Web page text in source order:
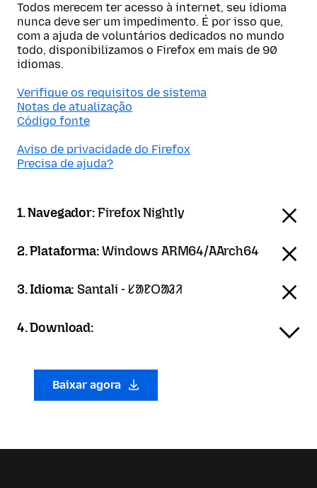
Todos merecem ter acesso à internet, seu idioma
nunca deve ser um impedimento. É por isso que,
com a ajuda de voluntários dedicados no mundo
todo, disponibilizamos o Firefox em mais de 90
idiomas.
Verifique os requisitos de sistema
Notas de atualização
Código fonte
Aviso de privacidade do Firefox
Precisa de ajuda?
1. Navegador:Firefox Nightly
2. Plataforma:Windows ARM64/AArch64
3. Idioma: Santali - ᱥᱟᱱᱛᱟᱲᱤ
4. Download:
Baixar agora